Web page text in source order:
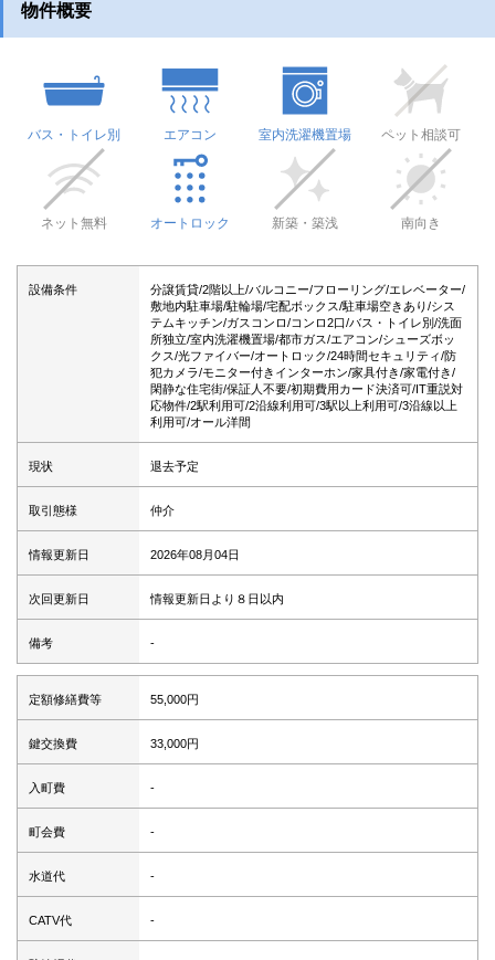
物件概要
バス・トイレ別 エアコン 室内洗濯機置場 ペット相談可
ネット無料 オートロック 新築・築浅 南向き
設備条件
分譲賃貸/2階以上/バルコニー/フローリング/エレベーター/
敷地内駐車場/駐輪場/宅配ボックス/駐車場空きあり/シス
テムキッチン/ガスコンロ/コンロ2口/バス・トイレ別/洗面
所独立/室内洗濯機置場/都市ガス/エアコン/シューズボッ
クス/光ファイバー/オートロック/24時間セキュリティ/防
犯カメラ/モニター付きインターホン/家具付き/家電付き/
閑静な住宅街/保証人不要/初期費用カード決済可/IT重説対
応物件/2駅利用可/2沿線利用可/3駅以上利用可/3沿線以上
利用可/オール洋間
現状 退去予定
取引態様 仲介
情報更新日 2026年08月04日
次回更新日 情報更新日より８日以内
備考 -
定額修繕費等 55,000円
鍵交換費 33,000円
入町費 -
町会費 -
水道代 -
CATV代 -